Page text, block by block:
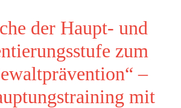
der Haupt- und
zum
–
mit